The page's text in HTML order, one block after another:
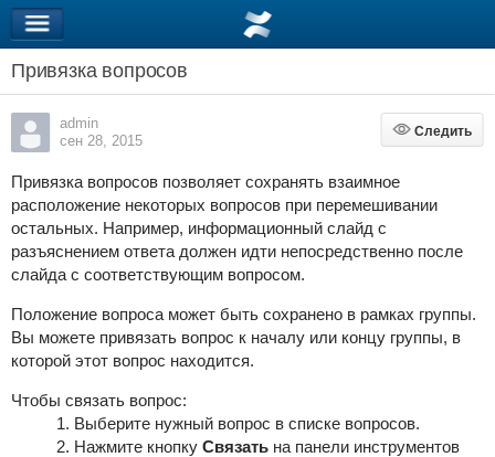
Привязка вопросов
admin
сен 28, 2015
Следить
Следить
Привязка вопросов позволяет сохранять взаимное
расположение некоторых вопросов при перемешивании
остальных. Например, информационный слайд с
разъяснением ответа должен идти непосредственно после
слайда с соответствующим вопросом.
Положение вопроса может быть сохранено в рамках группы.
Вы можете привязать вопрос к началу или концу группы, в
которой этот вопрос находится.
Чтобы связать вопрос:
Выберите нужный вопрос в списке вопросов.
Нажмите кнопку Связатьна панели инструментов